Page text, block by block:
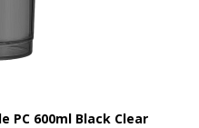
600ml Black Clear